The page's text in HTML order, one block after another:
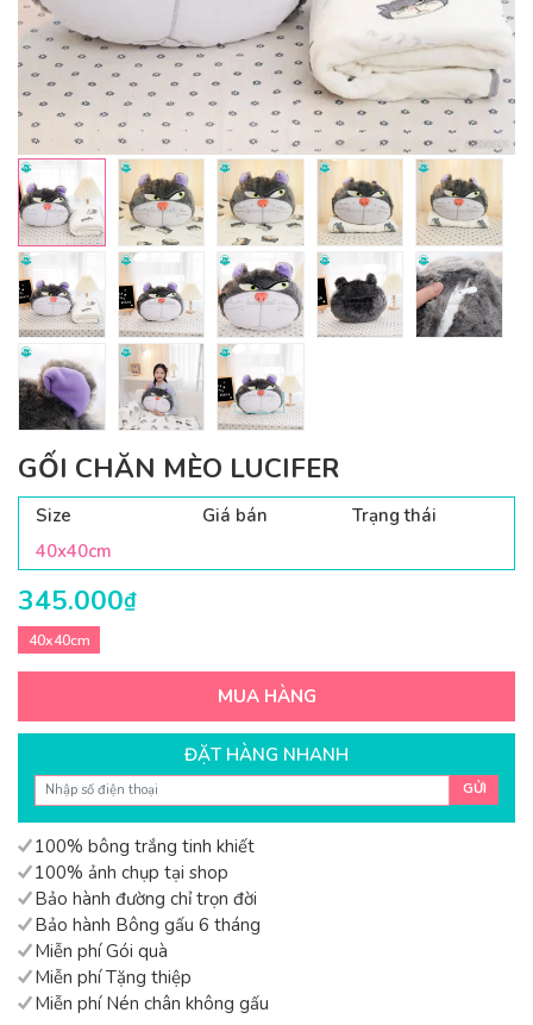
GỐI CHĂN MÈO LUCIFER
Size Giá bán
Trạng thái
40x40cm
345.000₫
40x40cm
MUA HÀNG
ĐẶT HÀNG NHANH
GỬI
100% bông trắng tinh khiết
100% ảnh chụp tại shop
Bảo hành đường chỉ trọn đời
Bảo hành Bông gấu 6 tháng
Miễn phí Gói quà
Miễn phí Tặng thiệp
Miễn phí Nén chân không gấu